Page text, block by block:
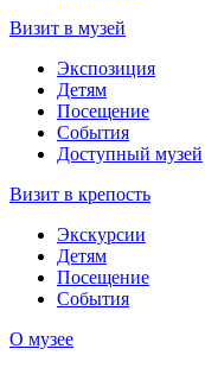
Визит в музей
Экспозиция
Детям
Посещение
События
Доступный музей
Визит в крепость
Экскурсии
Детям
Посещение
События
О музее